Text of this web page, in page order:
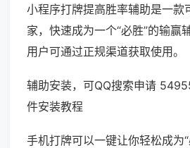
小程序打牌提高胜率辅助是一款
家，快速成为一个“必胜”的输赢
用户可通过正规渠道获取使用。
辅助安装，可QQ搜索申请
件安装教程
手机打牌可以一键让你轻松成为